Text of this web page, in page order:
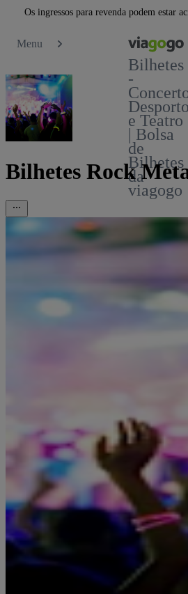
Os ingressos para revenda podem estar
Menu
Bilhetes
-
Desporto
e Teatro
| Bolsa
de
Bilhetes
da
viagogo
Bilhetes Rock